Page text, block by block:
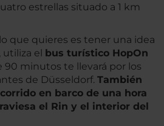
estrellas situado a 1 km
que quieres es tener una idea
utiliza el bus turístico HopOn
90 minutos te llevará por los
de Düsseldorf. También
en barco de una hora
el Rin y el interior del